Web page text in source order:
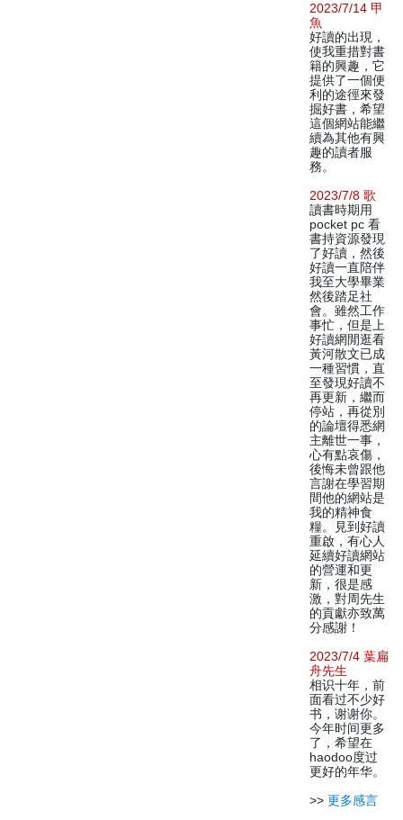
2023/7/14 甲
魚
好讀的出現，
使我重措對書
籍的興趣，它
提供了一個便
利的途徑來發
掘好書，希望
這個網站能繼
續為其他有興
趣的讀者服
務。
2023/7/8 歌
讀書時期用
pocket pc 看
書持資源發現
了好讀，然後
好讀一直陪伴
我至大學畢業
然後踏足社
會。雖然工作
事忙，但是上
好讀網閒逛看
黃河散文已成
一種習慣，直
至發現好讀不
再更新，繼而
停站，再從別
的論壇得悉網
主離世一事，
心有點哀傷，
後悔未曾跟他
言謝在學習期
間他的網站是
我的精神食
糧。見到好讀
重啟，有心人
延續好讀網站
的營運和更
新，很是感
激，對周先生
的貢獻亦致萬
分感謝！
2023/7/4 葉扁
舟先生
相识十年，前
面看过不少好
书，谢谢你。
今年时间更多
了，希望在
haodoo度过
更好的年华。
>> 更多感言